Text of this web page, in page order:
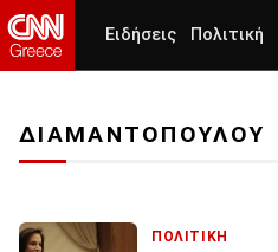
Ειδήσεις Πολιτική
ΔΙΑΜΑΝΤΟΠΟΥΛΟΥ
ΠΟΛΙΤΙΚΗ